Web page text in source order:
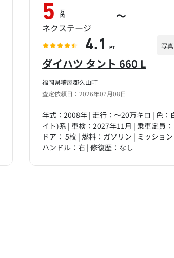
福岡県糟屋郡久山町
査定依頼日：2026年07月08日
ダイハツ タント 660 L
年式：2008年 | 走行：～20万キロ | 色：
イト)系 | 車検：2027年11月 | 乗車定員
ドア： 5枚 | 燃料：ガソリン | ミッショ
ハンドル：右 | 修復歴：なし
5 万
円 ～
ネクステージ
4.1 PT 写真